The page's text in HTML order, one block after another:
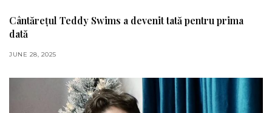
Cântărețul Teddy Swims a devenit tată pentru prima
dată
JUNE 28, 2025